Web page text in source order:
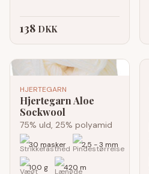
138 DKK
HJERTEGARN
Hjertegarn Aloe
Sockwool
75% uld, 25% polyamid
30 masker 2,5 - 3 mm
100 g 420 m